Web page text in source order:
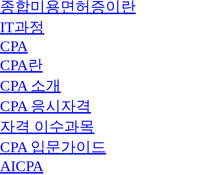
종합미용면허증이란
IT과정
CPA
CPA란
CPA 소개
CPA 응시자격
자격 이수과목
CPA 입문가이드
AICPA